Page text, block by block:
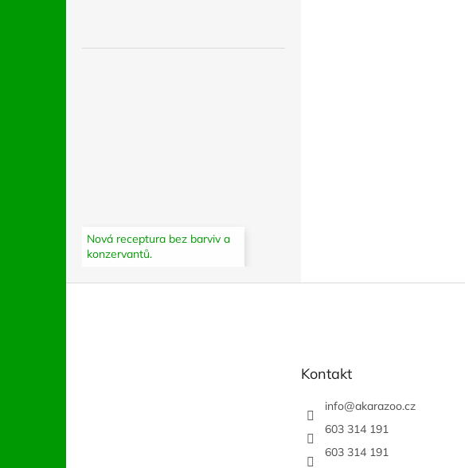
Nová receptura bez barviv a
konzervantů.
Kontakt
info@akarazoo.cz
603 314 191
603 314 191